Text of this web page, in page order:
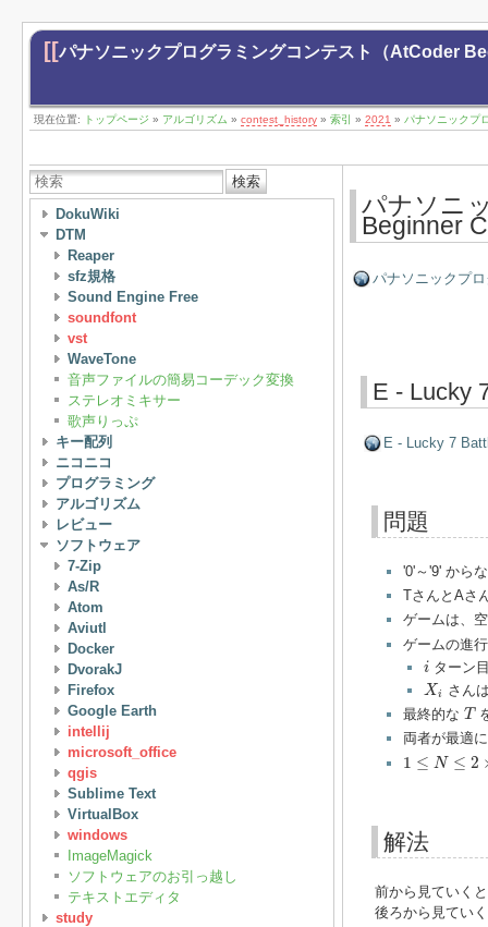
[[パナソニックプログラミングコンテスト（AtCoder
現在位置: トップページ » アルゴリズム » contest_history » 索引 » 2021 » パナソニックプ
検索
DokuWiki
DTM
Reaper
sfz規格
Sound Engine Free
soundfont
vst
WaveTone
音声ファイルの簡易コーデック変換
ステレオミキサー
歌声りっぷ
キー配列
ニコニコ
プログラミング
アルゴリズム
レビュー
ソフトウェア
7-Zip
As/R
Atom
Aviutl
Docker
DvorakJ
Firefox
Google Earth
intellij
microsoft_office
qgis
Sublime Text
VirtualBox
windows
ImageMagick
ソフトウェアのお引っ越し
テキストエディタ
study
パナソニ
Beginner
パナソニックプ
E - Lucky
E - Lucky 7
問題
'0'～'9' から
TさんとAさ
ゲームは、
ゲームの進行
i ターン
X i
Xi
さん
最終的な T
T
両者が最適
1 ≤ N ≤ 2
≤2 105
解法
前から見ていく
後ろから見てい